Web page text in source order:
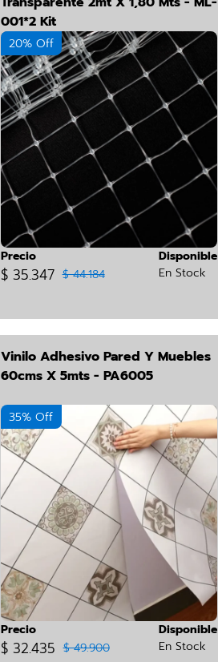
001*2 Kit
20% Off
Precio
$ 35.347 $ 44.184
Disponible
En Stock
Vinilo Adhesivo Pared Y Muebles
60cms X 5mts - PA6005
35% Off
Precio
$ 32.435 $ 49.900
Disponible
En Stock